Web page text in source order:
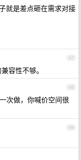
就是差点砸在需求对接
47
容性不够。
48
次做，你喊价空间很
49